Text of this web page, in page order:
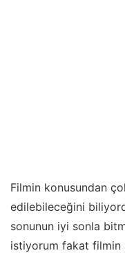
Filmin konusundan
edilebileceğini
sonunun iyi sonla
istiyorum fakat filmin